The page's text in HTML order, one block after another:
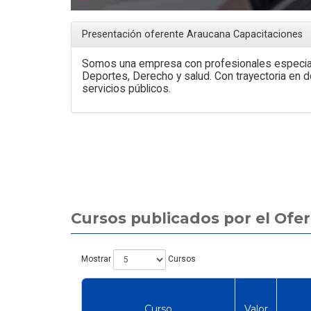
Presentación oferente Araucana Capacitaciones
Somos una empresa con profesionales
Deportes, Derecho y salud. Con trayectoria en
servicios públicos.
Cursos publicados por el
Mostrar Cursos
Laboral: Analista de
y Calidad de Vida
Guía de Seguridad para
Escaleras, Racks y
Plataformas